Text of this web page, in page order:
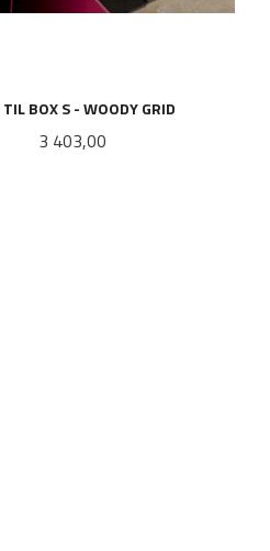
BOX S - WOODY GRID
Pris
3 403,00